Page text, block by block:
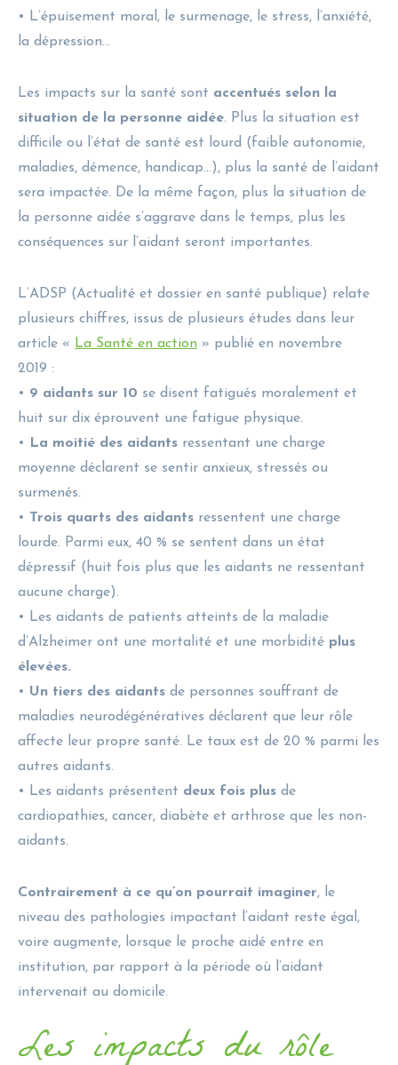
• L’épuisement moral, le surmenage, le stress, l’anxiété,
la dépression…
Les impacts sur la santé sont accentués selon la
situation de la personne aidée. Plus la situation est
difficile ou l’état de santé est lourd (faible autonomie,
maladies, démence, handicap…), plus la santé de l’aidant
sera impactée. De la même façon, plus la situation de
la personne aidée s’aggrave dans le temps, plus les
conséquences sur l’aidant seront importantes.
L’ADSP (Actualité et dossier en santé publique) relate
plusieurs chiffres, issus de plusieurs études dans leur
article « La Santé en action » publié en novembre
2019 :
• 9 aidants sur 10 se disent fatigués moralement et
huit sur dix éprouvent une fatigue physique.
•
La moitié des aidants ressentant une charge
moyenne déclarent se sentir anxieux, stressés ou
surmenés.
• Trois quarts des aidants ressentent une charge
lourde. Parmi eux, 40 % se sentent dans un état
dépressif (huit fois plus que les aidants ne ressentant
aucune charge).
• Les aidants de patients atteints de la maladie
d’Alzheimer ont une mortalité et une morbidité plus
élevées.
• Un tiers des aidants de personnes souffrant de
maladies neurodégénératives déclarent que leur rôle
affecte leur propre santé. Le taux est de 20 % parmi les
autres aidants.
• Les aidants présentent deux fois plus de
cardiopathies, cancer, diabète et arthrose que les non-
aidants.
Contrairement à ce qu’on pourrait imaginer, le
niveau des pathologies impactant l’aidant reste égal,
voire augmente, lorsque le proche aidé entre en
institution, par rapport à la période où l’aidant
intervenait au domicile.
Les impacts du rôle